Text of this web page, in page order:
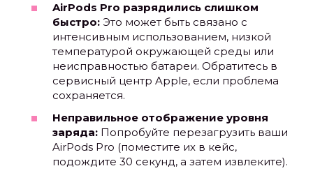
AirPods Pro разрядились слишком
быстро: Это может быть связано с
интенсивным использованием, низкой
температурой окружающей среды или
неисправностью батареи. Обратитесь в
сервисный центр Apple, если проблема
сохраняется.
Неправильное отображение уровня
заряда: Попробуйте перезагрузить ваши
AirPods Pro (поместите их в кейс,
подождите 30 секунд, а затем извлеките).